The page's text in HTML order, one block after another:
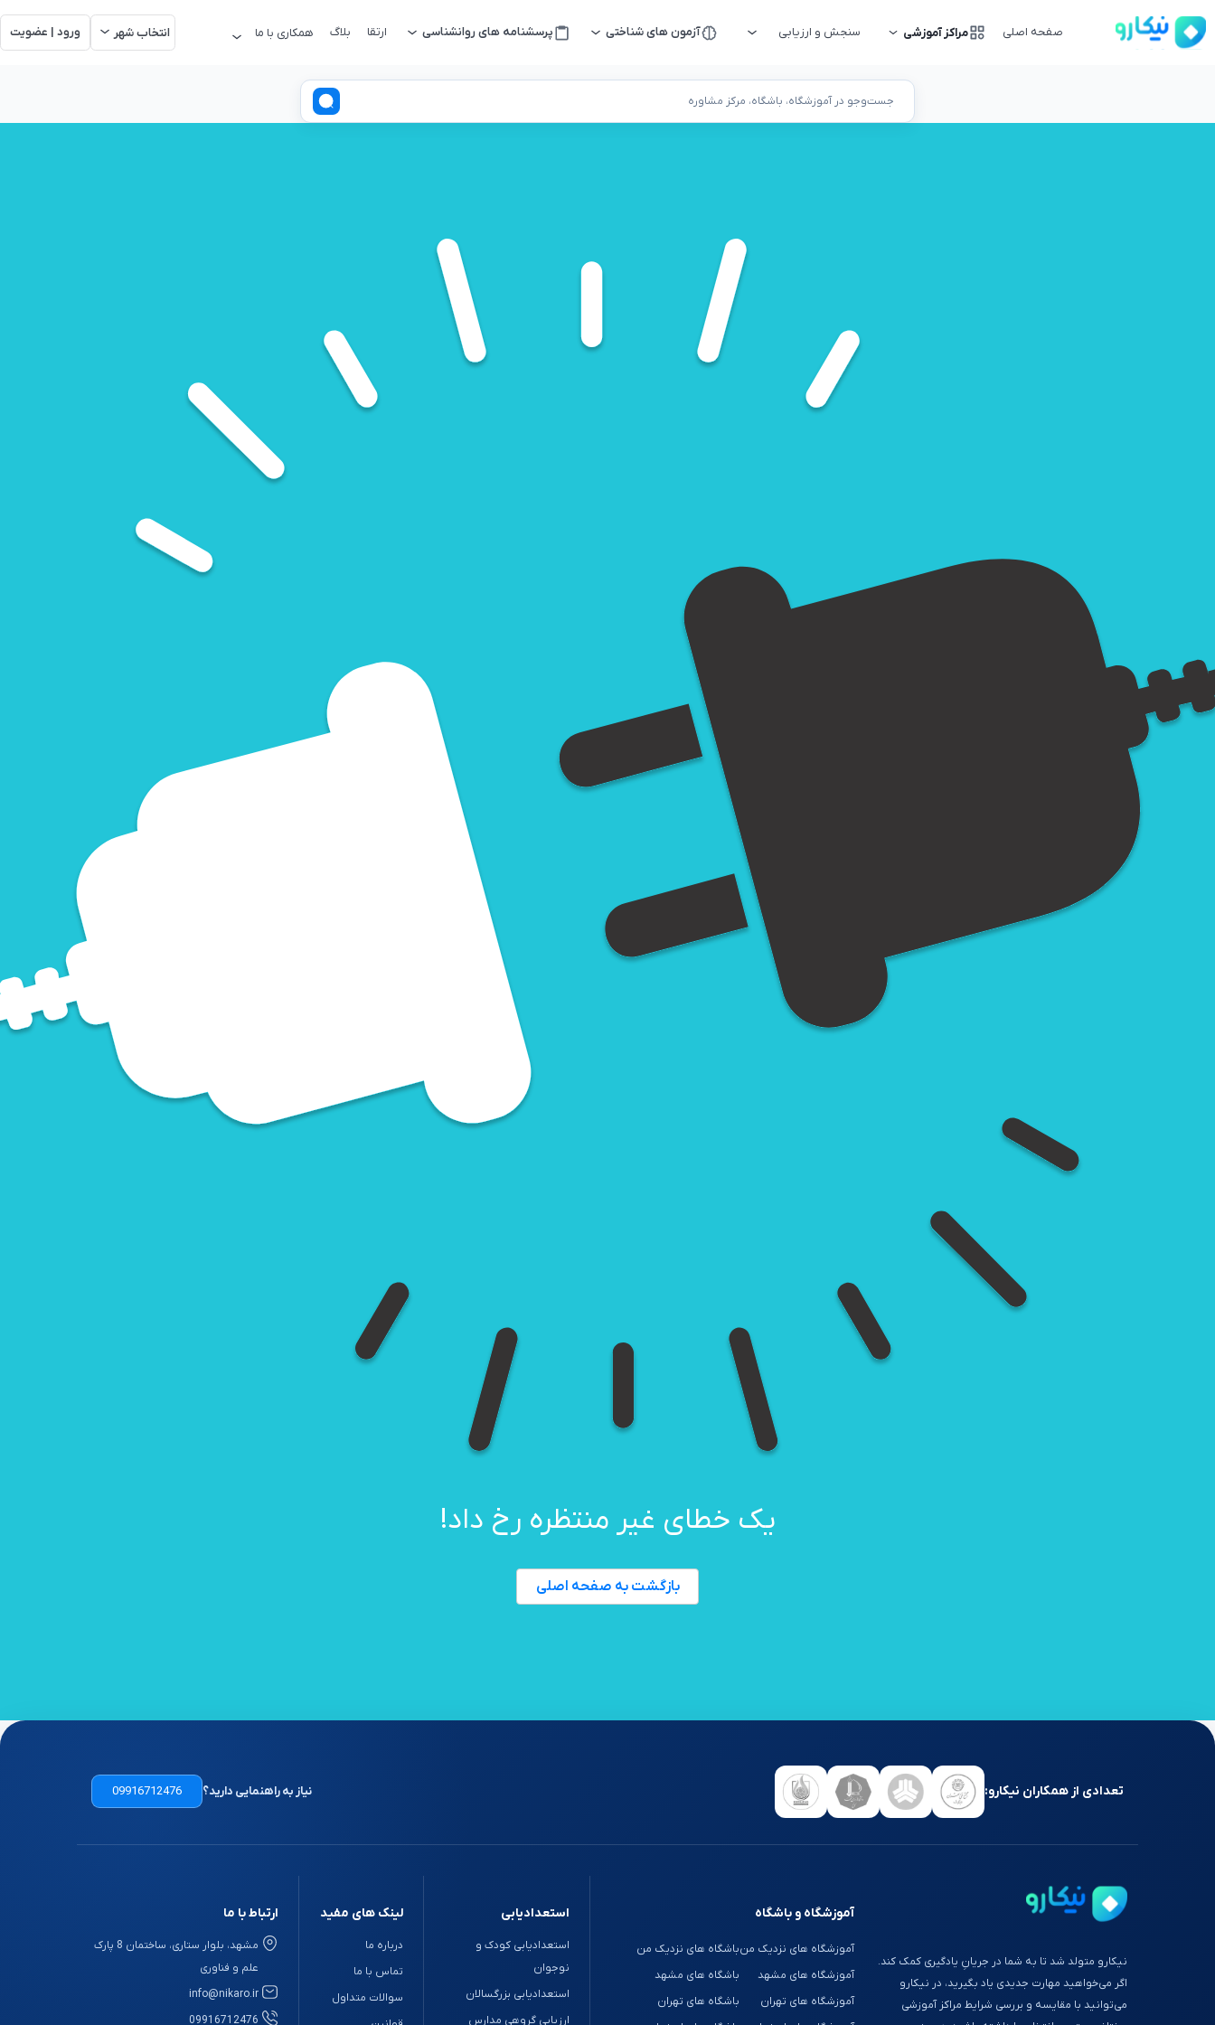
صفحه اصلی مراکز آموزشی سنجش و ارزیابی آزمون های شناختی پرسشنامه های روانشناسی ارتقا بلاگ همکاری با ما انتخاب شهر ورود | عضویت
جست‌وجو در آموزشگاه، باشگاه، مرکز مشاوره
یک خطای غیر منتظره رخ داد!
بازگشت به صفحه اصلی
تعدادی از همکاران نیکارو: نیاز به راهنمایی دارید؟ 09916712476
نیکارو متولد شد تا به شما در جریانِ یادگیری کمک کند.
اگر می‌خواهید مهارت جدیدی یاد بگیرید، در نیکارو
می‌توانید با مقایسه و بررسی شرایط مراکز آموزشی
آموزشگاه و باشگاه
آموزشگاه های نزدیک من
آموزشگاه های مشهد
آموزشگاه های تهران
باشگاه های نزدیک من
باشگاه های مشهد
باشگاه های تهران
استعدادیابی
استعدادیابی کودک و
نوجوان
استعدادیابی بزرگسالان
ارزیابی گروهی مدارس
لینک های مفید
درباره ما
تماس با ما
سوالات متداول
ارتباط با ما
مشهد، بلوار ستاری، ساختمان 8 پارک
علم و فناوری
info@nikaro.ir
09916712476